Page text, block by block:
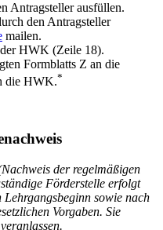
Antragsteller ausfüllen.
den Antragsteller
mailen.
HWK (Zeile 18).
Formblatts Z an die
die HWK.*
der regelmäßigen
Förderstelle erfolgt
sowie nach
Vorgaben. Sie